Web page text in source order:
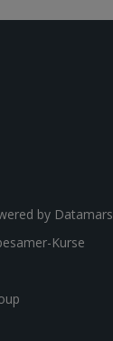
by Datamars
Kurse